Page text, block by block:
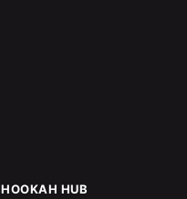
HOOKAH HUB